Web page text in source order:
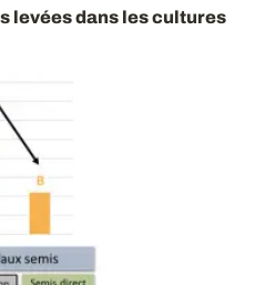
levées dans les cultures